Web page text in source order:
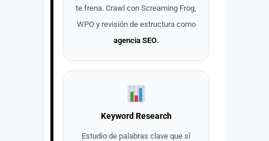
te frena. Crawl con Screaming Frog,
WPO y revisión de estructura como
agencia SEO.
Keyword Research
Estudio de palabras clave que sí